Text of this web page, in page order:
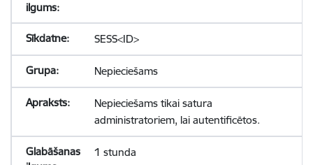
SESS<ID>
Nepieciešams
Nepieciešams tikai satura
administratoriem, lai autentificētos.
1 stunda